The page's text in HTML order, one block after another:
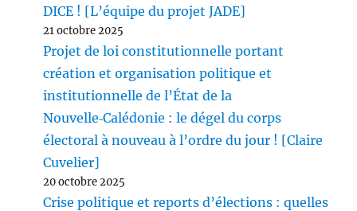
DICE ! [L’équipe du projet JADE]
21 octobre 2025
Projet de loi constitutionnelle portant
création et organisation politique et
institutionnelle de l’État de la
Nouvelle‑Calédonie : le dégel du corps
électoral à nouveau à l’ordre du jour ! [Claire
Cuvelier]
20 octobre 2025
Crise politique et reports d’élections : quelles